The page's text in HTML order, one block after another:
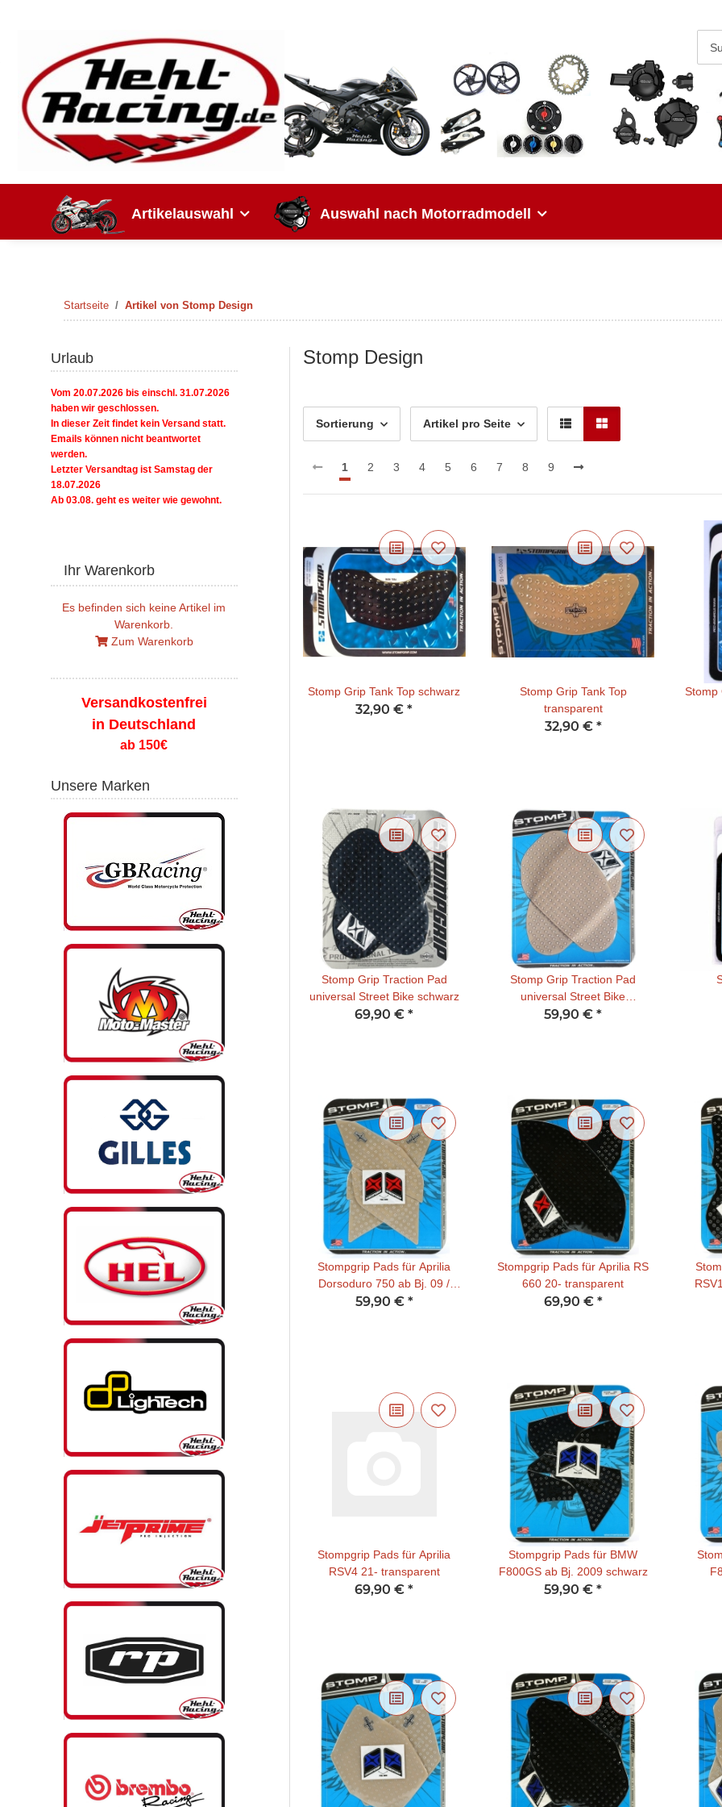
Artikelauswahl Auswahl nach Motorradmodell
Startseite Artikel von Stomp Design
Stomp Design
Sortierung Artikel pro Seite
1 2 3 4 5 6 7 8 9
Stomp Grip Tank Top schwarz
32,90 €*
Stomp Grip Tank Top
transparent
32,90 € *
Stomp
Stomp Grip Traction Pad
universal Street Bike schwarz
69,90 €*
Stomp Grip Traction Pad
universal Street Bike
transparent
59,90 €*
Stompgrip Pads für Aprilia
Dorsoduro 750 ab Bj. 09 /
Dorsoduro 1200 ab 11-
59,90 € *
Stompgrip Pads für Aprilia RS
660 20- transparent
69,90 € *
Stompgrip Pads für Aprilia
RSV4 21- transparent
69,90 €*
Stompgrip Pads für BMW
F800GS ab Bj. 2009 schwarz
59,90 €*
Urlaub
Vom 20.07.2026 bis einschl. 31.07.2026
haben wir geschlossen.
In dieser Zeit findet kein Versand statt.
Emails können nicht beantwortet
werden.
Letzter Versandtag ist Samstag der
18.07.2026
Ab 03.08. geht es weiter wie gewohnt.
Ihr Warenkorb
Es befinden sich keine Artikel im
Warenkorb.
Zum Warenkorb
Versandkostenfrei
in Deutschland
ab 150€
Unsere Marken